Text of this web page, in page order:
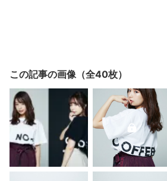
この記事の画像（全40枚）